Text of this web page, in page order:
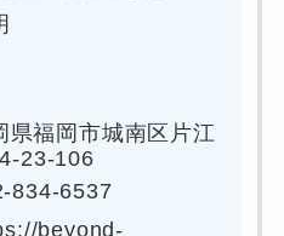
県福岡市城南区片江
23-106
834-6537
beyond-